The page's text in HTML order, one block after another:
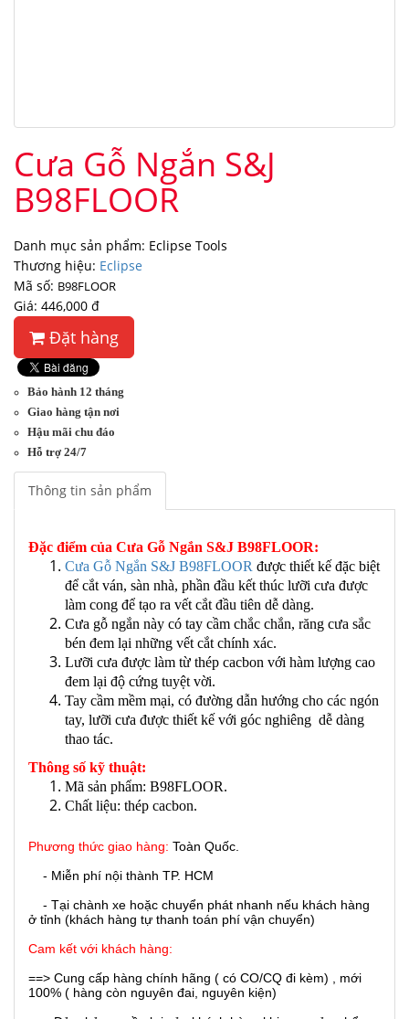
Cưa Gỗ Ngắn S&J
B98FLOOR
Danh mục sản phẩm: Eclipse Tools
Thương hiệu: Eclipse
Mã số: B98FLOOR
Giá: 446,000 đ
Đặt hàng
Bảo hành 12 tháng
Giao hàng tận nơi
Hậu mãi chu đáo
Hỗ trợ 24/7
Thông tin sản phẩm
Đặc điểm của Cưa Gỗ Ngắn S&J B98FLOOR:
Cưa Gỗ Ngắn S&J B98FLOOR được thiết kế đặc biệt
để cắt ván, sàn nhà, phần đầu kết thúc lưỡi cưa được
làm cong để tạo ra vết cắt đầu tiên dễ dàng.
Cưa gỗ ngắn này có tay cầm chắc chắn, răng cưa sắc
bén đem lại những vết cắt chính xác.
Lưỡi cưa được làm từ thép cacbon với hàm lượng cao
đem lại độ cứng tuyệt vời.
Tay cầm mềm mại, có đường dẫn hướng cho các ngón
tay, lưỡi cưa được thiết kế với góc nghiêng dễ dàng
thao tác.
Thông số kỹ thuật:
Mã sản phẩm: B98FLOOR.
Chất liệu: thép cacbon.
Phương thức giao hàng: Toàn Quốc.
- Miễn phí nội thành TP. HCM
- Tại chành xe hoặc chuyển phát nhanh nếu khách hàng
ở tỉnh (khách hàng tự thanh toán phí vận chuyển)
Cam kết với khách hàng:
==> Cung cấp hàng chính hãng ( có CO/CQ đi kèm) , mới
100% ( hàng còn nguyên đai, nguyên kiện)